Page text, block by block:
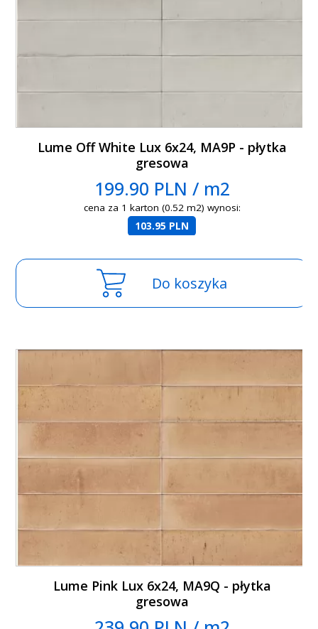
Lume Off White Lux 6x24, MA9P - płytka
gresowa
199.90 PLN / m2
cena za 1 karton (0.52 m2) wynosi:
103.95 PLN
Do koszyka
Lume Pink Lux 6x24, MA9Q - płytka
gresowa